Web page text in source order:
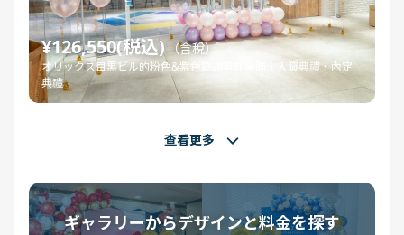
¥126,550(税込) （含稅）
オリックス目黒ビル的粉色&紫色歡迎氣球裝飾｜入職典禮・內定
典禮
查看更多
ギャラリーからデザインと料金を探す